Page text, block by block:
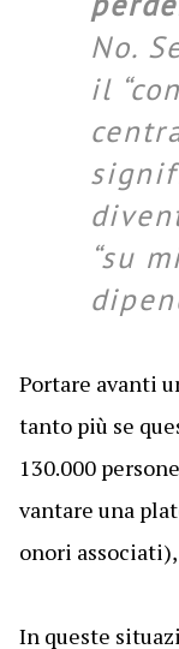
No.
il
“su
Portare avanti
tanto più se
130.000
vantare una
onori
In queste